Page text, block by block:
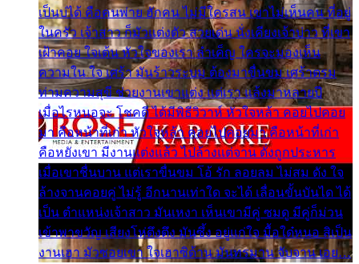
เป็นบ่ได้ คือคนพ่าย ฮักคน ไม่มีใครสน เขาไม่เห็นคน ที่อยู่
ในครัว เจ้าสาว ก็มัวแต่งตัว สวยเด่น นั่งเคียงเจ้าบ่าว ที่เขา
เฝ้าคอย ใจเต้น หัวใจของเรา ลำเค็ญ ใครจะมองเห็น
ความใน ใจ เศร้า มันร้าวระบม ต้องมาขื่นขม เศร้าตรม
ท่ามความสุขี ช่วยงานเขาแต่ง แต่เรา แล้งมาหลายปี
เมื่อไรหนอจะ โชคดี ได้มีพิธีวิวาห์ หัวใจหล้า คอยไปคอย
มา คือหน้าที่เก่า หัวใจหล้า คอยไปคอยมา คือหน้าที่เก่า
คือหยังเขา มีงานแต่งแล้ว ไปล้างแต่จาน ดั่งถูกประหาร
เมื่อเขาชื่นบาน แต่เราขื่นขม โอ้ รัก ลอยลม ไม่สม ดัง ใจ
ล้างจานคอยคู่ ไม่รู้ อีกนานเท่าใด จะได้ เลื่อนขั้นบันได ได้
เป็น ตำแหน่งเจ้าสาว มันเหงา เห็นเขามีคู่ ซมดู มีคู่ก็ม่วน
เข้าพาขวัญ เสียงโห่ตึงตึง มันซึ้ง อยู่แก่ใจ มื้อใด๋หนอ สิเป็น
งานเฮา มัวซอยเขา ใจเฮาซิด้าน มันทรมาน จับจาน เอย…